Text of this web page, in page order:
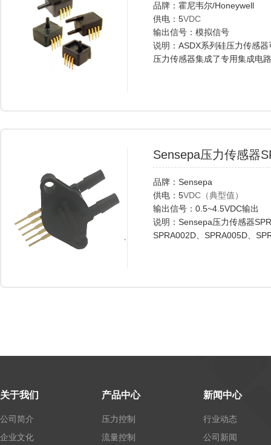
品牌：霍尼韦尔/Honeywell
供电：5VDC
输出信号：模拟信号
说明：ASDX系列硅压力传感
压力传感器集成了专用集成电
Sensepa压力传感器
品牌：Sensepa
供电：5VDC（典型值）
输出信号：0.5~4.5VDC输出
说明：Sensepa压力传感器
SPRA002D、SPRA005D、
关于我们
公司简介
企业文化
产品中心
压力控制
流量控制
新闻中心
行业动态
公司新闻